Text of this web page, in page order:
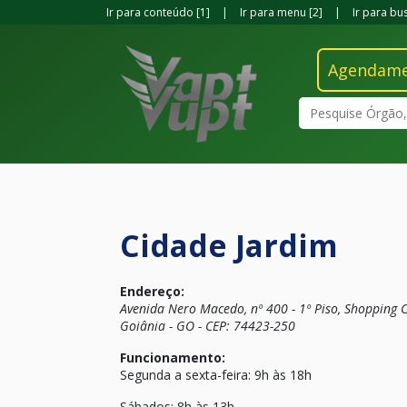
Ir para conteúdo [1] | Ir para menu [2] | Ir para
Pesquisar
Cidade Jardim
Endereço:
Avenida Nero Macedo, nº 400 - 1º Piso, Shopping
Goiânia - GO - CEP: 74423-250
Funcionamento:
Segunda a sexta-feira: 9h às 18h